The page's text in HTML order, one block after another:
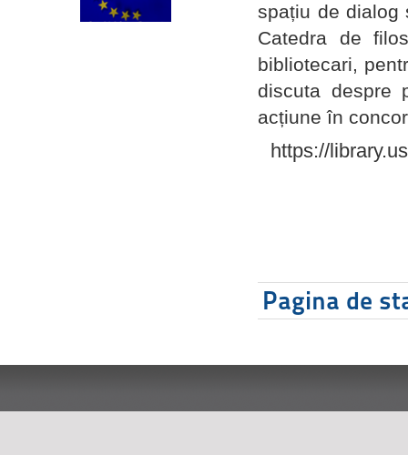
spațiu de dialog
Catedra de
bibliotecari,
discuta despre
acțiune în
https://
Pagina de